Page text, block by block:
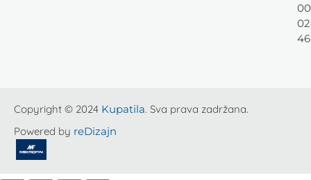
46
Copyright © 2024 Kupatila. Sva prava zadržana.
Powered by reDizajn